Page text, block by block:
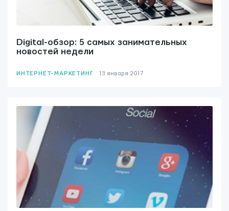
Digital-обзор: 5 самых занимательных
новостей недели
ИНТЕРНЕТ-МАРКЕТИНГ 13 января 2017